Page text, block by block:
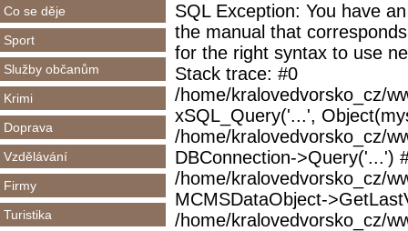
Co se děje
Sport
Služby občanům
Krimi
Doprava
Vzdělávání
Firmy
Turistika
SQL Exception: You have
the manual that
for the right syntax to use
Stack trace: #0
/home/kralovedvorsko_cz/
xSQL_Query('...',
/home/kralovedvorsko_cz/
DBConnection->Query('...')
/home/kralovedvorsko_cz/
MCMSDataObject-
/home/kralovedvorsko_cz/